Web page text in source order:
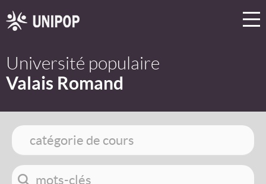
Université populaire
Valais Romand